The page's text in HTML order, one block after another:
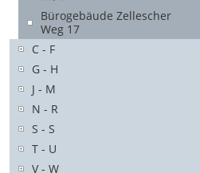
Bürogebäude Zellescher
Weg 17
C - F
G - H
J - M
N - R
S - S
T - U
V - W